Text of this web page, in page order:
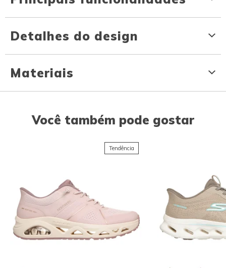
Detalhes do design
Materiais
Você também pode gostar
Tendência